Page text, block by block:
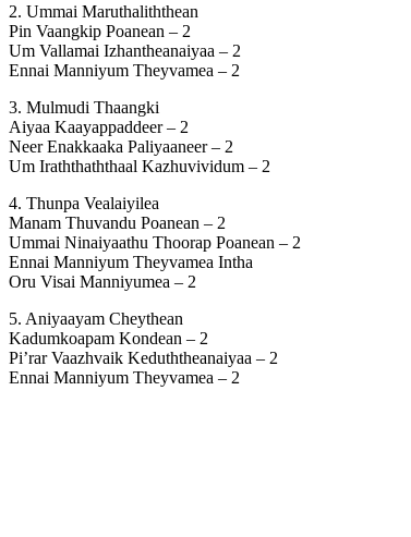
2. Ummai Maruthaliththean
Pin Vaangkip Poanean – 2
Um Vallamai Izhantheanaiyaa – 2
Ennai Manniyum Theyvamea – 2
3. Mulmudi Thaangki
Aiyaa Kaayappaddeer – 2
Neer Enakkaaka Paliyaaneer – 2
Um Iraththaththaal Kazhuvividum – 2
4. Thunpa Vealaiyilea
Manam Thuvandu Poanean – 2
Ummai Ninaiyaathu Thoorap Poanean – 2
Ennai Manniyum Theyvamea Intha
Oru Visai Manniyumea – 2
5. Aniyaayam Cheythean
Kadumkoapam Kondean – 2
Pi’rar Vaazhvaik Keduththeanaiyaa – 2
Ennai Manniyum Theyvamea – 2